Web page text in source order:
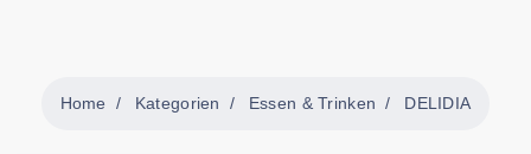
Home Kategorien Essen & Trinken DELIDIA